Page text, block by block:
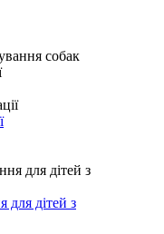
собак
для дітей з